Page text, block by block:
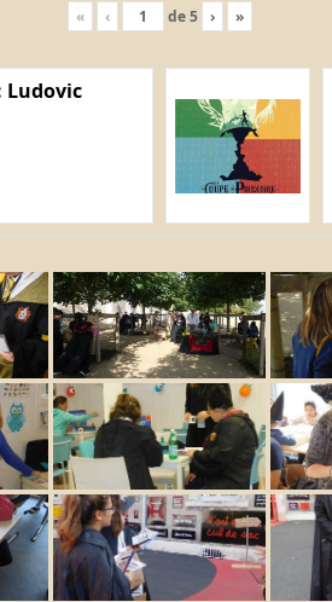
« ‹ de5 › »
Ludovic